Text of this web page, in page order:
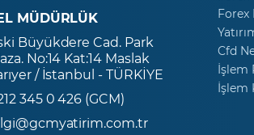
MÜDÜRLÜK
Büyükdere Cad. Park
No:14 Kat:14 Maslak
/ İstanbul - TÜRKİYE
345 0 426 (GCM)
Forex
Cfd
İşlem
İşlem